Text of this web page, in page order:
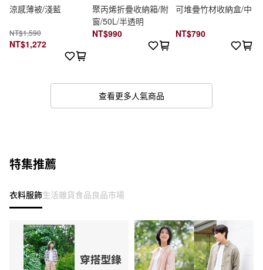
涼感薄被/淺藍
NT$1,590
NT$1,272
聚丙烯折疊收納箱/附
窗/50L/半透明
NT$990
可堆疊竹材收納盒/中
NT$790
查看更多人氣商品
特集推薦
衣料服飾生活雜貨食品良品市場